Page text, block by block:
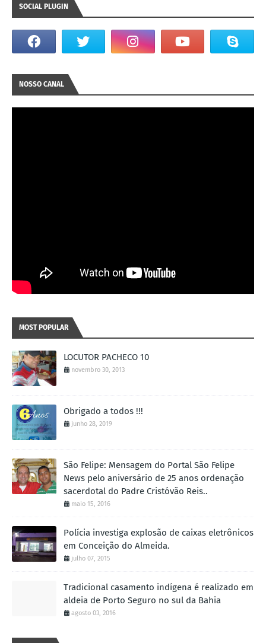
SOCIAL PLUGIN
NOSSO CANAL
MOST POPULAR
LOCUTOR PACHECO 10
novembro 30, 2013
Obrigado a todos !!!
junho 28, 2019
São Felipe: Mensagem do Portal São Felipe
News pelo aniversário de 25 anos ordenação
sacerdotal do Padre Cristóvão Reis..
maio 15, 2016
Polícia investiga explosão de caixas eletrônicos
em Conceição do Almeida.
julho 07, 2015
Tradicional casamento indígena é realizado em
aldeia de Porto Seguro no sul da Bahia
agosto 03, 2016